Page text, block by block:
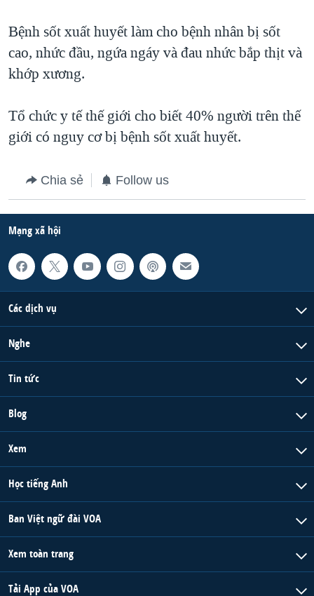
Bệnh sốt xuất huyết làm cho bệnh nhân bị sốt
cao, nhức đầu, ngứa ngáy và đau nhức bắp thịt và
khớp xương.
Tổ chức y tế thế giới cho biết 40% người trên thế
giới có nguy cơ bị bệnh sốt xuất huyết.
Chia sẻ Follow us
Mạng xã hội
Các dịch vụ
Nghe
Tin tức
Blog
Xem
Học tiếng Anh
Ban Việt ngữ đài VOA
Xem toàn trang
Tải App của VOA